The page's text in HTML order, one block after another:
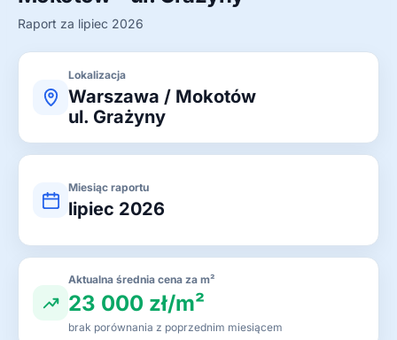
Raport za lipiec 2026
Lokalizacja
Warszawa / Mokotów
ul. Grażyny
Miesiąc raportu
lipiec 2026
Aktualna średnia cena za m²
23 000 zł/m²
brak porównania z poprzednim miesiącem